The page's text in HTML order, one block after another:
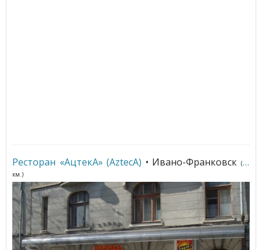
Ресторан «АцтекА» (AzteсA) • Ивано-Франковск(53
км.)